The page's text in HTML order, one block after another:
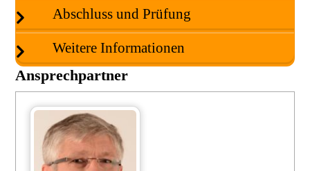
Abschluss und Prüfung
Weitere Informationen
Ansprechpartner